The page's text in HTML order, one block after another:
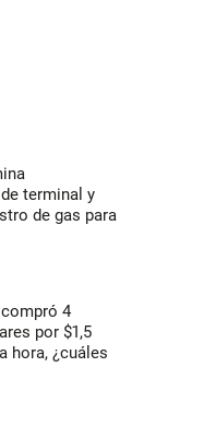
terminal y
de gas para
4
por $1,5
hora, ¿cuáles